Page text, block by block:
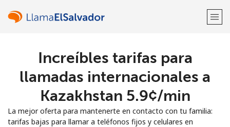
¡Bienvenido!
Regístrate con
Increíbles tarifas para
llamadas internacionales a
Kazakhstan ⁦5.9¢⁩/min
La mejor oferta para mantenerte en contacto con tu familia:
tarifas bajas para llamar a teléfonos fijos y celulares en